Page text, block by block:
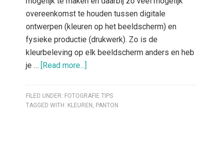
overeenkomst te houden tussen digitale
ontwerpen (kleuren op het beeldscherm) en
fysieke productie (drukwerk). Zo is de
kleurbeleving op elk beeldscherm anders en heb
je … [Read more...]
FILED UNDER: FOTOGRAFIE TIPS
TAGGED WITH: KLEUREN , PANTON